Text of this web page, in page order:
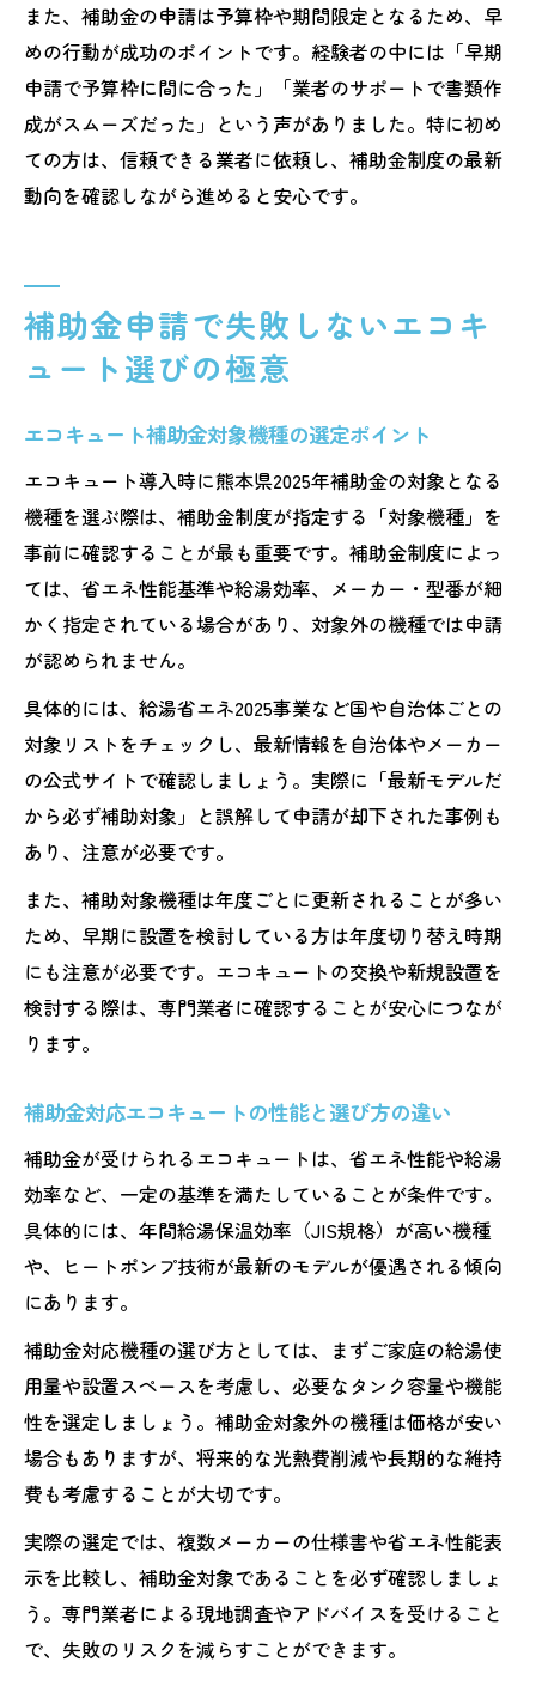
また、補助金の申請は予算枠や期間限定となるため、早
めの行動が成功のポイントです。経験者の中には「早期
申請で予算枠に間に合った」「業者のサポートで書類作
成がスムーズだった」という声がありました。特に初め
ての方は、信頼できる業者に依頼し、補助金制度の最新
動向を確認しながら進めると安心です。
補助金申請で失敗しないエコキ
ュート選びの極意
エコキュート補助金対象機種の選定ポイント
エコキュート導入時に熊本県2025年補助金の対象となる
機種を選ぶ際は、補助金制度が指定する「対象機種」を
事前に確認することが最も重要です。補助金制度によっ
ては、省エネ性能基準や給湯効率、メーカー・型番が細
かく指定されている場合があり、対象外の機種では申請
が認められません。
具体的には、給湯省エネ2025事業など国や自治体ごとの
対象リストをチェックし、最新情報を自治体やメーカー
の公式サイトで確認しましょう。実際に「最新モデルだ
から必ず補助対象」と誤解して申請が却下された事例も
あり、注意が必要です。
また、補助対象機種は年度ごとに更新されることが多い
ため、早期に設置を検討している方は年度切り替え時期
にも注意が必要です。エコキュートの交換や新規設置を
検討する際は、専門業者に確認することが安心につなが
ります。
補助金対応エコキュートの性能と選び方の違い
補助金が受けられるエコキュートは、省エネ性能や給湯
効率など、一定の基準を満たしていることが条件です。
具体的には、年間給湯保温効率（JIS規格）が高い機種
や、ヒートポンプ技術が最新のモデルが優遇される傾向
にあります。
補助金対応機種の選び方としては、まずご家庭の給湯使
用量や設置スペースを考慮し、必要なタンク容量や機能
性を選定しましょう。補助金対象外の機種は価格が安い
場合もありますが、将来的な光熱費削減や長期的な維持
費も考慮することが大切です。
実際の選定では、複数メーカーの仕様書や省エネ性能表
示を比較し、補助金対象であることを必ず確認しましょ
う。専門業者による現地調査やアドバイスを受けること
で、失敗のリスクを減らすことができます。